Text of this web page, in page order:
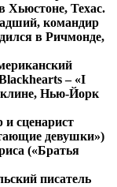
Хьюстоне, Техас.
командир
в Ричмонде,
– «I
Нью-Йорк
и сценарист
девушки»)
(«Братья
писатель